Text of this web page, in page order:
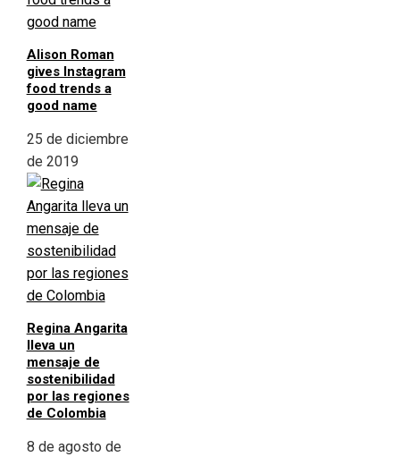
Alison Roman
gives Instagram
food trends a
good name
25 de diciembre
de 2019
Regina Angarita
lleva un
mensaje de
sostenibilidad
por las regiones
de Colombia
8 de agosto de